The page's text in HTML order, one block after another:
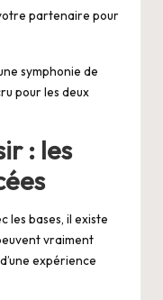
partenaire pour
symphonie de
pour les deux
: les
les bases, il existe
vraiment
expérience